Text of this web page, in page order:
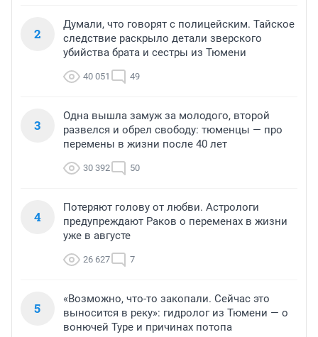
2
Думали, что говорят с полицейским. Тайское
следствие раскрыло детали зверского
убийства брата и сестры из Тюмени
40 051 49
3
Одна вышла замуж за молодого, второй
развелся и обрел свободу: тюменцы — про
перемены в жизни после 40 лет
30 392 50
4
Потеряют голову от любви. Астрологи
предупреждают Раков о переменах в жизни
уже в августе
26 627 7
5
«Возможно, что-то закопали. Сейчас это
выносится в реку»: гидролог из Тюмени — о
вонючей Туре и причинах потопа